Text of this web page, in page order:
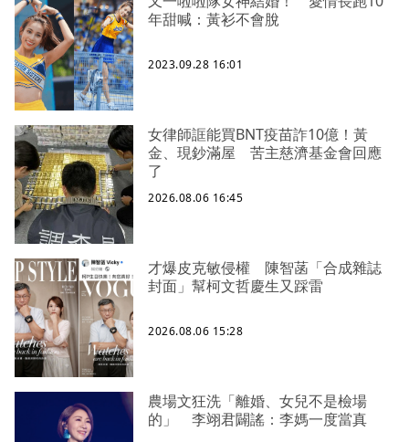
年甜喊：黃衫不會脫
2023.09.28 16:01
女律師誆能買BNT疫苗詐10億！黃
金、現鈔滿屋 苦主慈濟基金會回應
了
2026.08.06 16:45
才爆皮克敏侵權 陳智菡「合成雜誌
封面」幫柯文哲慶生又踩雷
2026.08.06 15:28
農場文狂洗「離婚、女兒不是檢場
的」 李翊君闢謠：李媽一度當真